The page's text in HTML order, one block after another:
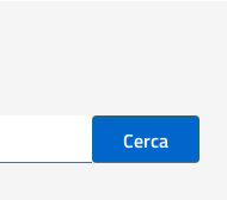
Cerca